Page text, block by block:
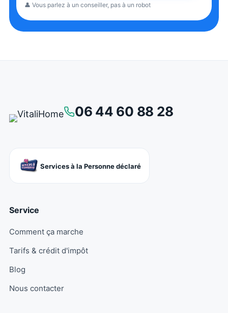
👤 Vous parlez à un conseiller, pas à un robot
06 44 60 88 28
Services à la Personne déclaré
Service
Comment ça marche
Tarifs & crédit d'impôt
Blog
Nous contacter